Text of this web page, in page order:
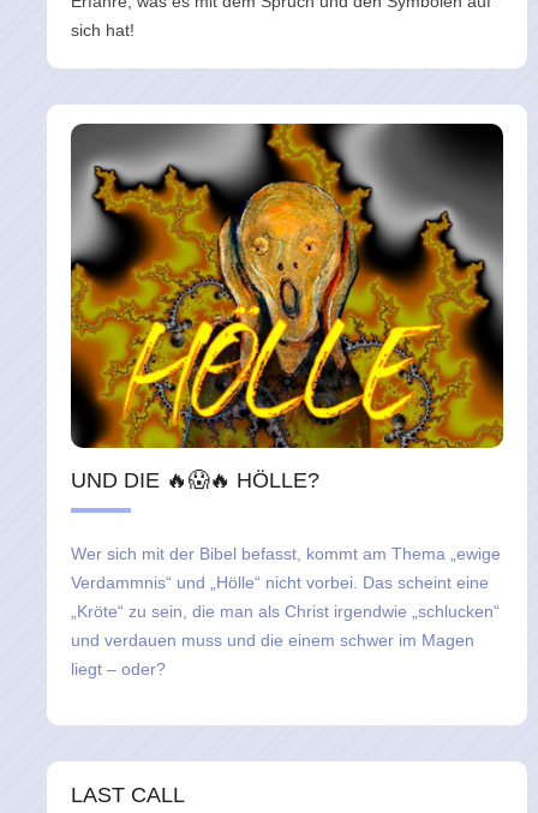
sich hat!
UND DIE 🔥😱🔥 HÖLLE?
Wer sich mit der Bibel befasst, kommt am Thema „ewige
Verdammnis“ und „Hölle“ nicht vorbei. Das scheint eine
„Kröte“ zu sein, die man als Christ irgendwie „schlucken“
und verdauen muss und die einem schwer im Magen
liegt – oder?
LAST CALL